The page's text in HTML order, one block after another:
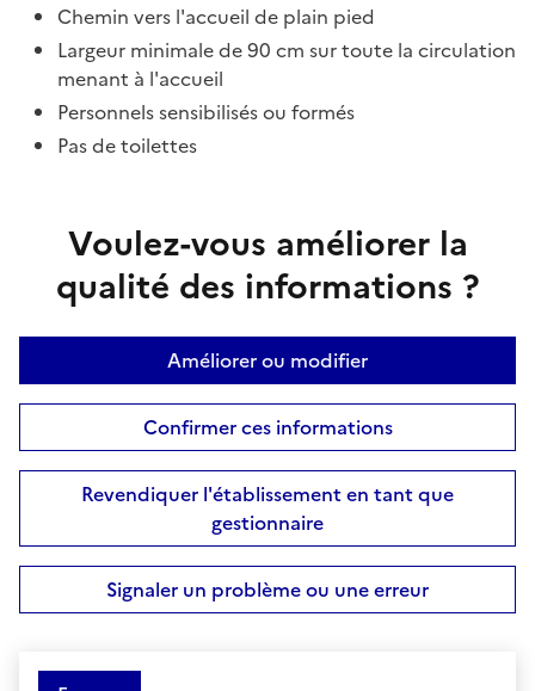
Chemin vers l'accueil de plain pied
Largeur minimale de 90 cm sur toute la circulation
menant à l'accueil
Personnels sensibilisés ou formés
Pas de toilettes
Voulez-vous améliorer la
qualité des informations ?
Améliorer ou modifier
Confirmer ces informations
Revendiquer l'établissement en tant que
gestionnaire
Signaler un problème ou une erreur